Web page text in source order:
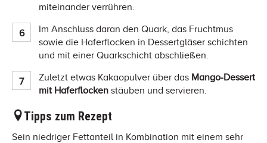
miteinander verrühren.
Im Anschluss daran den Quark, das Fruchtmus
sowie die Haferflocken in Dessertgläser schichten
und mit einer Quarkschicht abschließen.
Zuletzt etwas Kakaopulver über das Mango-Dessert
mit Haferflocken stäuben und servieren.
Tipps zum Rezept
Sein niedriger Fettanteil in Kombination mit einem sehr